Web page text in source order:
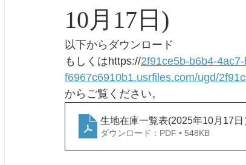
10月17日)
以下からダウンロード
もしくはhttps://2f91ce5b-b6b4-
f6967c6910b1.usrfiles.com/ugd/
からご覧ください。
生地在庫一覧表(2025年10月17日
ダウンロード：PDF • 548KB